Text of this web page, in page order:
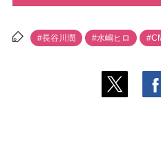
#長谷川潤 #水嶋ヒロ